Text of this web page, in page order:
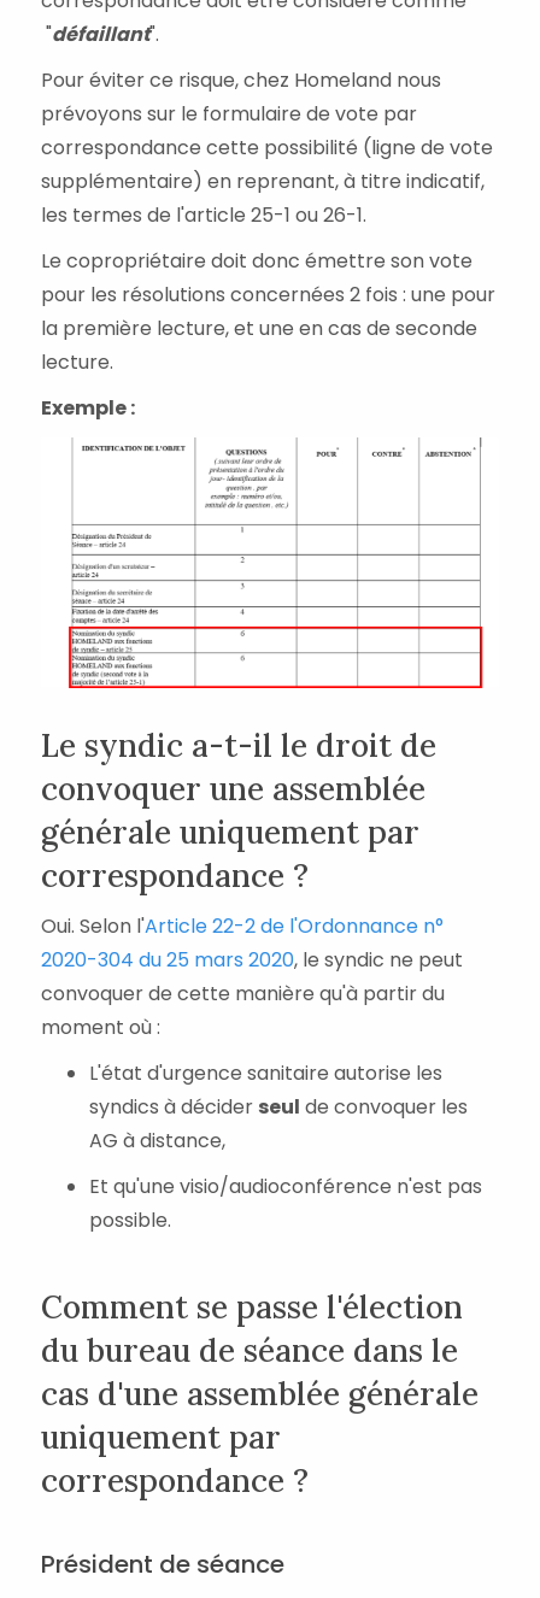
"défaillant".
Pour éviter ce risque, chez Homeland nous
prévoyons sur le formulaire de vote par
correspondance cette possibilité (ligne de vote
supplémentaire) en reprenant, à titre indicatif,
les termes de l'article 25-1 ou 26-1.
Le copropriétaire doit donc émettre son vote
pour les résolutions concernées 2 fois : une pour
la première lecture, et une en cas de seconde
lecture.
Exemple :
Le syndic a-t-il le droit de
convoquer une assemblée
générale uniquement par
correspondance ?
Oui. Selon l'Article 22-2 de l'Ordonnance n°
2020-304 du 25 mars 2020, le syndic ne peut
convoquer de cette manière qu'à partir du
moment où :
L'état d'urgence sanitaire autorise les
syndics à décider seul de convoquer les
AG à distance,
Et qu'une visio/audioconférence n'est pas
possible.
Comment se passe l'élection
du bureau de séance dans le
cas d'une assemblée générale
uniquement par
correspondance ?
Président de séance